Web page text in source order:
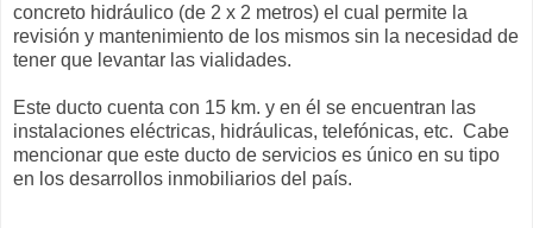
concreto hidráulico (de 2 x 2 metros) el cual permite la
revisión y mantenimiento de los mismos sin la necesidad de
tener que levantar las vialidades.
Este ducto cuenta con 15 km. y en él se encuentran las
instalaciones eléctricas, hidráulicas, telefónicas, etc. Cabe
mencionar que este ducto de servicios es único en su tipo
en los desarrollos inmobiliarios del país.